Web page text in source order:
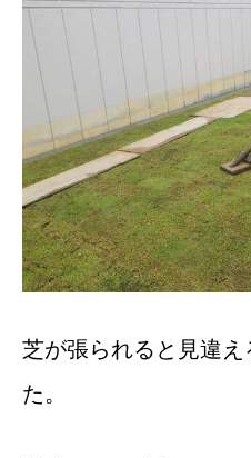
芝が張られると見違
た。